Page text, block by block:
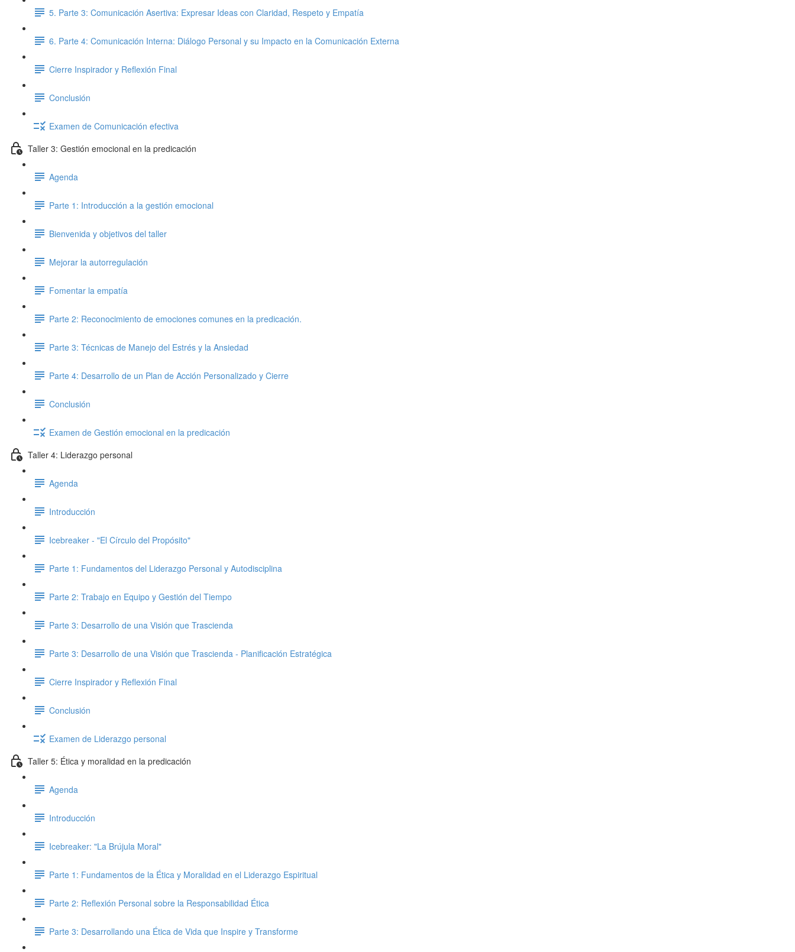
5. Parte 3: Comunicación Asertiva: Expresar Ideas con Claridad, Respeto y Empatía
6. Parte 4: Comunicación Interna: Diálogo Personal y su Impacto en la Comunicación Externa
Cierre Inspirador y Reflexión Final
Conclusión
Examen de Comunicación efectiva
Taller 3: Gestión emocional en la predicación
Agenda
Parte 1: Introducción a la gestión emocional
Bienvenida y objetivos del taller
Mejorar la autorregulación
Fomentar la empatía
Parte 2: Reconocimiento de emociones comunes en la predicación.
Parte 3: Técnicas de Manejo del Estrés y la Ansiedad
Parte 4: Desarrollo de un Plan de Acción Personalizado y Cierre
Conclusión
Examen de Gestión emocional en la predicación
Taller 4: Liderazgo personal
Agenda
Introducción
Icebreaker - "El Círculo del Propósito"
Parte 1: Fundamentos del Liderazgo Personal y Autodisciplina
Parte 2: Trabajo en Equipo y Gestión del Tiempo
Parte 3: Desarrollo de una Visión que Trascienda
Parte 3: Desarrollo de una Visión que Trascienda - Planificación Estratégica
Cierre Inspirador y Reflexión Final
Conclusión
Examen de Liderazgo personal
Taller 5: Ética y moralidad en la predicación
Agenda
Introducción
Icebreaker: "La Brújula Moral"
Parte 1: Fundamentos de la Ética y Moralidad en el Liderazgo Espiritual
Parte 2: Reflexión Personal sobre la Responsabilidad Ética
Parte 3: Desarrollando una Ética de Vida que Inspire y Transforme